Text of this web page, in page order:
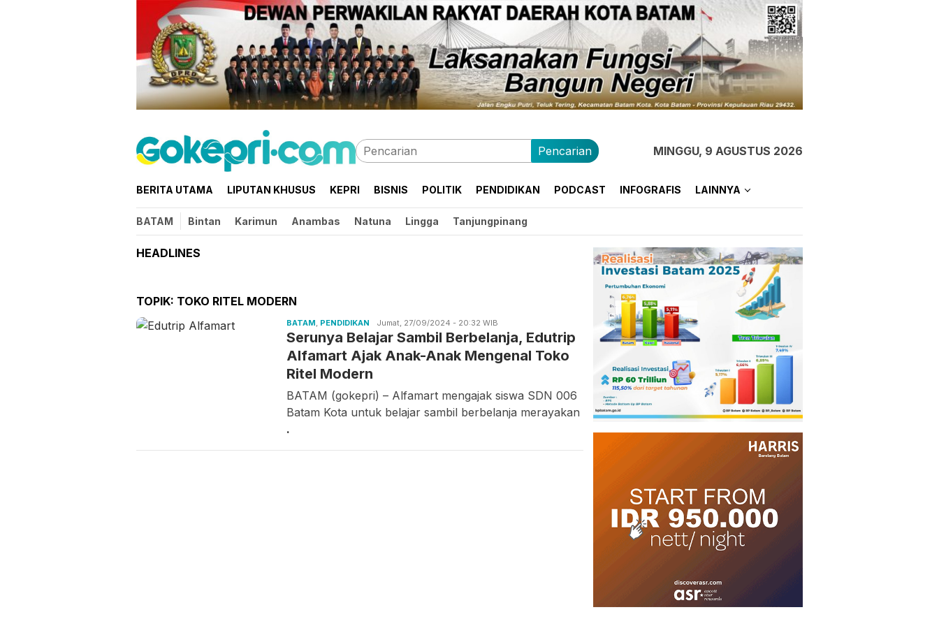
Pencarian MINGGU, 9 AGUSTUS 2026
BERITA UTAMA LIPUTAN KHUSUS KEPRI BISNIS POLITIK PENDIDIKAN PODCAST INFOGRAFIS LAINNYA
BATAM Bintan Karimun Anambas Natuna Lingga Tanjungpinang
HEADLINES
TOPIK: TOKO RITEL MODERN
BATAM, PENDIDIKAN Candra
Gunawan
Jumat, 27/09/2024 - 20:32 WIB
Serunya Belajar Sambil Berbelanja, Edutrip
Alfamart Ajak Anak-Anak Mengenal Toko
Ritel Modern
BATAM (gokepri) – Alfamart mengajak siswa SDN 006
Batam Kota untuk belajar sambil berbelanja merayakan
.